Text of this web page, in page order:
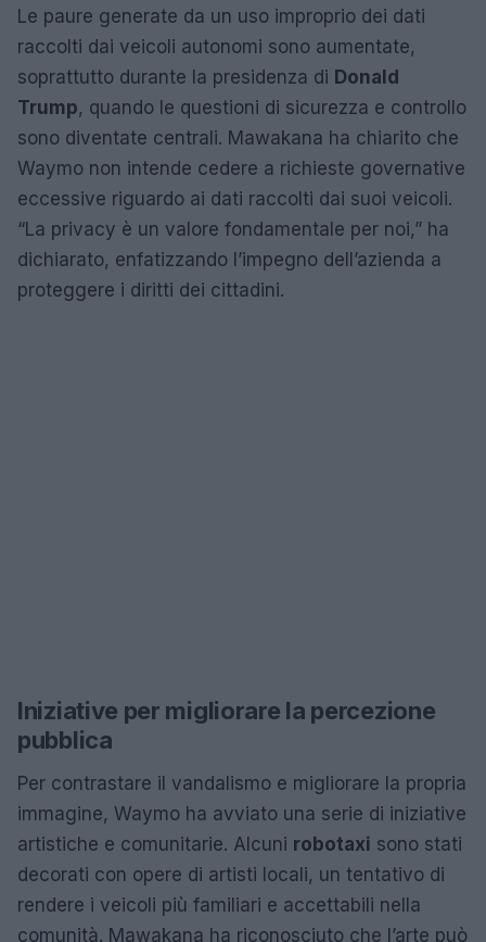
Le paure generate da un uso improprio dei dati
raccolti dai veicoli autonomi sono aumentate,
soprattutto durante la presidenza di Donald
Trump, quando le questioni di sicurezza e controllo
sono diventate centrali. Mawakana ha chiarito che
Waymo non intende cedere a richieste governative
eccessive riguardo ai dati raccolti dai suoi veicoli.
“La privacy è un valore fondamentale per noi,” ha
dichiarato, enfatizzando l’impegno dell’azienda a
proteggere i diritti dei cittadini.
Iniziative per migliorare la percezione
pubblica
Per contrastare il vandalismo e migliorare la propria
immagine, Waymo ha avviato una serie di iniziative
artistiche e comunitarie. Alcuni robotaxi sono stati
decorati con opere di artisti locali, un tentativo di
rendere i veicoli più familiari e accettabili nella
comunità. Mawakana ha riconosciuto che l’arte può